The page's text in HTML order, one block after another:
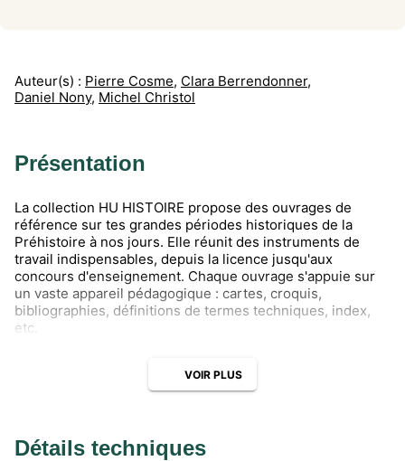
Auteur(s) : Pierre Cosme, Clara Berrendonner,
Daniel Nony, Michel Christol
Présentation
La collection HU HISTOIRE propose des ouvrages de
référence sur tes grandes périodes historiques de la
Préhistoire à nos jours. Elle réunit des instruments de
travail indispensables, depuis la licence jusqu'aux
concours d'enseignement. Chaque ouvrage s'appuie sur
un vaste appareil pédagogique : cartes, croquis,
bibliographies, définitions de termes techniques, index,
etc.
VOIR PLUS
Détails techniques